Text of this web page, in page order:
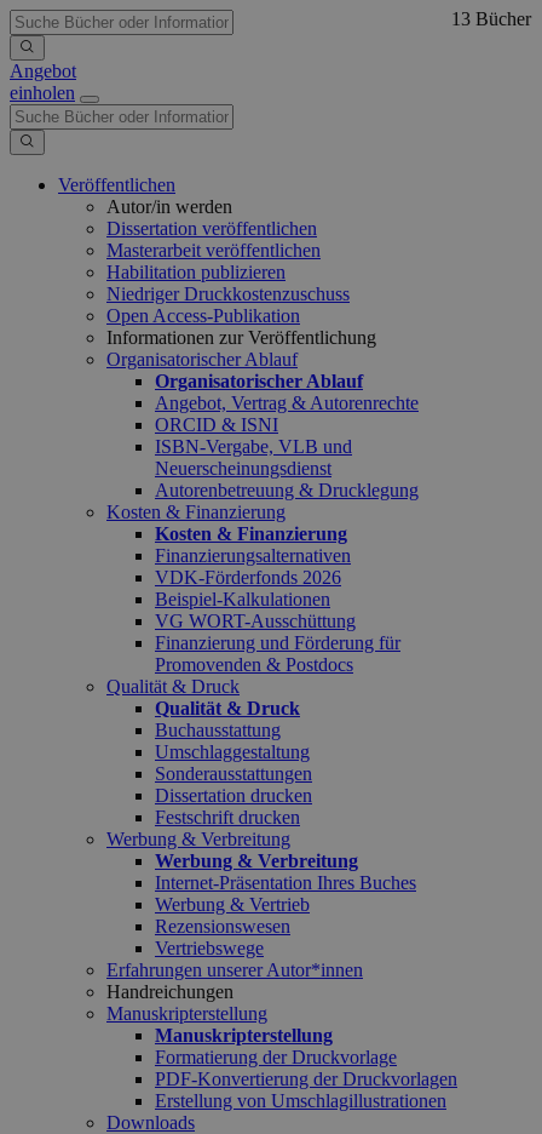
Angebot
einholen
Veröffentlichen
Autor/in werden
Dissertation veröffentlichen
Masterarbeit veröffentlichen
Habilitation publizieren
Niedriger Druckkostenzuschuss
Open Access-Publikation
Informationen zur Veröffentlichung
Organisatorischer Ablauf
Organisatorischer Ablauf
Angebot, Vertrag & Autorenrechte
ORCID & ISNI
ISBN-Vergabe, VLB und
Neuerscheinungsdienst
Autorenbetreuung & Drucklegung
Kosten & Finanzierung
Kosten & Finanzierung
Finanzierungsalternativen
VDK-Förderfonds 2026
Beispiel-Kalkulationen
VG WORT-Ausschüttung
Finanzierung und Förderung für
Promovenden & Postdocs
Qualität & Druck
Qualität & Druck
Buchausstattung
Umschlaggestaltung
Sonderausstattungen
Dissertation drucken
Festschrift drucken
Werbung & Verbreitung
Werbung & Verbreitung
Internet-Präsentation Ihres Buches
Werbung & Vertrieb
Rezensionswesen
Vertriebswege
Erfahrungen unserer Autor*innen
Handreichungen
Manuskripterstellung
Manuskripterstellung
Formatierung der Druckvorlage
PDF-Konvertierung der Druckvorlagen
Erstellung von Umschlagillustrationen
Downloads
13 Bücher